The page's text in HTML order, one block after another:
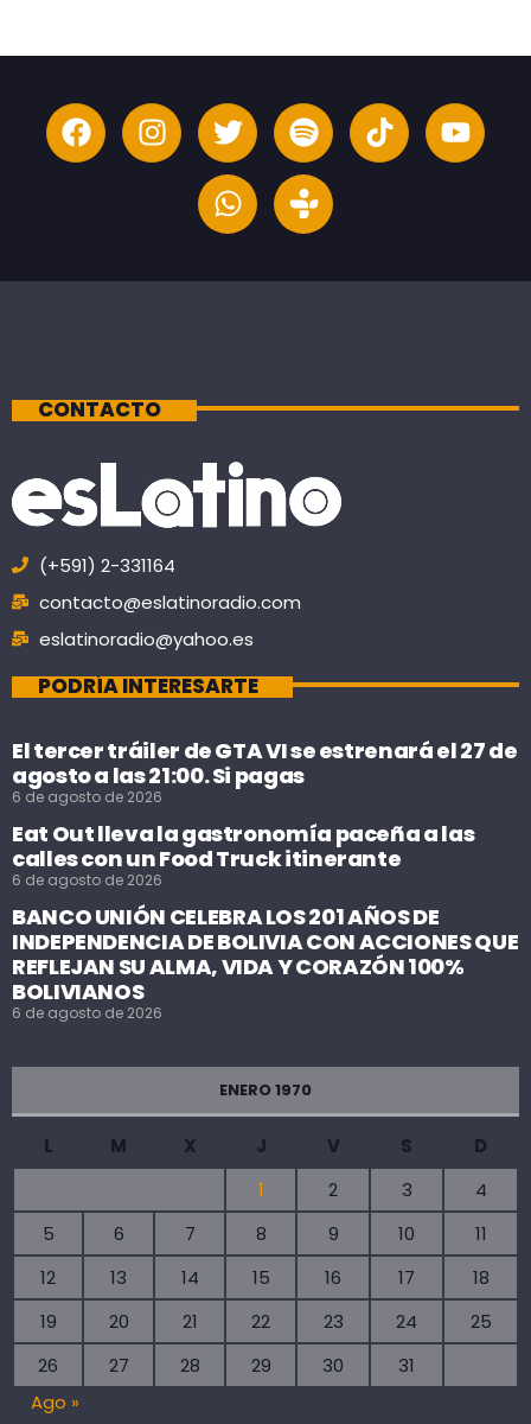
CONTACTO
(+591) 2-331164
contacto@eslatinoradio.com
eslatinoradio@yahoo.es
PODRÍA INTERESARTE
El tercer tráiler de GTA VI se estrenará el 27 de
agosto a las 21:00. Si pagas
6 de agosto de 2026
Eat Out lleva la gastronomía paceña a las
calles con un Food Truck itinerante
6 de agosto de 2026
BANCO UNIÓN CELEBRA LOS 201 AÑOS DE
INDEPENDENCIA DE BOLIVIA CON ACCIONES QUE
REFLEJAN SU ALMA, VIDA Y CORAZÓN 100%
BOLIVIANOS
6 de agosto de 2026
ENERO 1970
L M X J V S
D
1
2 3
4
5
6 7 8 9 10
11
12
13 14 15 16 17
18
19
20 21 22 23 24
25
26
27 28 29 30
31
Ago »